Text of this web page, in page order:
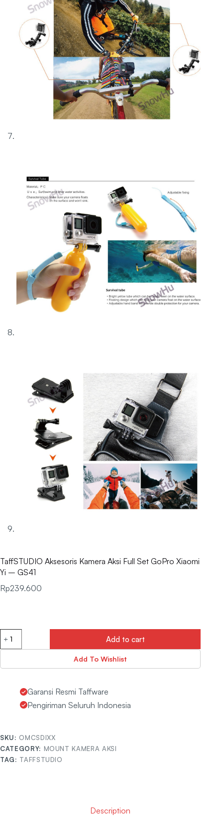
TaffSTUDIO Aksesoris Kamera Aksi Full Set GoPro Xiaomi
Yi – GS41
Rp239.600
Add to cart
Add To Wishlist
Garansi Resmi Taffware
Pengiriman Seluruh Indonesia
SKU: OMCSDIXX
CATEGORY: MOUNT KAMERA AKSI
TAG: TAFFSTUDIO
Description